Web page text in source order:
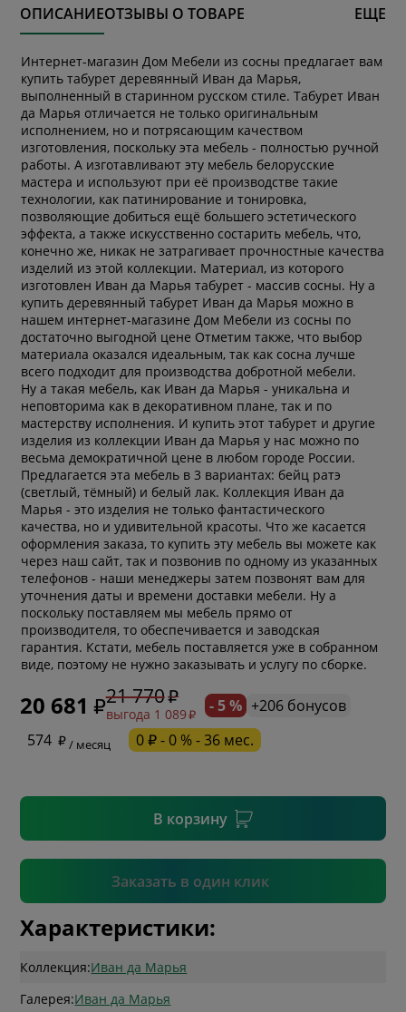
ОПИСАНИЕОТЗЫВЫ О ТОВАРЕ ЕЩЕ
Интернет-магазин Дом Мебели из сосны предлагает вам
купить табурет деревянный Иван да Марья,
выполненный в старинном русском стиле. Табурет Иван
да Марья отличается не только оригинальным
исполнением, но и потрясающим качеством
изготовления, поскольку эта мебель - полностью ручной
работы. А изготавливают эту мебель белорусские
мастера и используют при её производстве такие
технологии, как патинирование и тонировка,
позволяющие добиться ещё большего эстетического
эффекта, а также искусственно состарить мебель, что,
конечно же, никак не затрагивает прочностные качества
изделий из этой коллекции. Материал, из которого
изготовлен Иван да Марья табурет - массив сосны. Ну а
купить деревянный табурет Иван да Марья можно в
нашем интернет-магазине Дом Мебели из сосны по
достаточно выгодной цене Отметим также, что выбор
материала оказался идеальным, так как сосна лучше
всего подходит для производства добротной мебели.
Ну а такая мебель, как Иван да Марья - уникальна и
неповторима как в декоративном плане, так и по
мастерству исполнения. И купить этот табурет и другие
изделия из коллекции Иван да Марья у нас можно по
весьма демократичной цене в любом городе России.
Предлагается эта мебель в 3 вариантах: бейц ратэ
(светлый, тёмный) и белый лак. Коллекция Иван да
Марья - это изделия не только фантастического
качества, но и удивительной красоты. Что же касается
оформления заказа, то купить эту мебель вы можете как
через наш сайт, так и позвонив по одному из указанных
телефонов - наши менеджеры затем позвонят вам для
уточнения даты и времени доставки мебели. Ну а
поскольку поставляем мы мебель прямо от
производителя, то обеспечивается и заводская
гарантия. Кстати, мебель поставляется уже в собранном
виде, поэтому не нужно заказывать и услугу по сборке.
20 681 21 770
выгода 1 089 - 5 % +206 бонусов
574
/ месяц 0 ₽ - 0 % - 36 мес.
В корзину
Заказать в один клик
* необязательное поле
Подтвердить
Характеристики:
Коллекция:Иван да Марья
Галерея:Иван да Марья